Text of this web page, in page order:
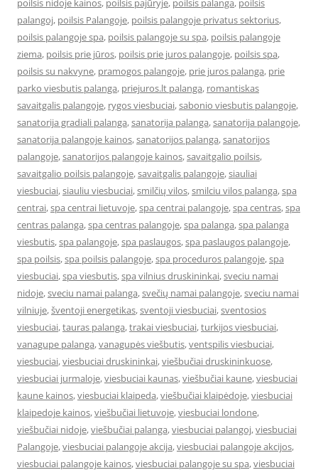
poilsis nidoje kainos, poilsis pajūryje, poilsis palanga, poilsis
palangoj, poilsis Palangoje, poilsis palangoje privatus sektorius,
poilsis palangoje spa, poilsis palangoje su spa, poilsis palangoje
ziema, poilsis prie jūros, poilsis prie juros palangoje, poilsis spa,
poilsis su nakvyne, pramogos palangoje, prie juros palanga, prie
parko viesbutis palanga, priejuros.lt palanga, romantiskas
savaitgalis palangoje, rygos viesbuciai,sabonio viesbutis palangoje,
sanatorija gradiali palanga,sanatorija palanga,sanatorija palangoje,
sanatorija palangoje kainos,sanatorijos palanga,sanatorijos
palangoje,sanatorijos palangoje kainos,savaitgalio poilsis,
savaitgalio poilsis palangoje,savaitgalis palangoje,siauliai
viesbuciai,siauliu viesbuciai,smilčių vilos,smilciu vilos palanga,spa
centrai,spa centrai lietuvoje,spa centrai palangoje,spa centras,spa
centras palanga,spa centras palangoje,spa palanga,spa palanga
viesbutis,spa palangoje,spa paslaugos,spa paslaugos palangoje,
spa poilsis,spa poilsis palangoje,spa proceduros palangoje,spa
viesbuciai,spa viesbutis,spa vilnius druskininkai,sveciu namai
nidoje,sveciu namai palanga,svečių namai palangoje,sveciu namai
vilniuje,šventoji energetikas,sventoji viesbuciai,sventosios
viesbuciai,tauras palanga,trakai viesbuciai,turkijos viesbuciai,
vanagupe palanga,vanagupės viešbutis,ventspilis viesbuciai,
viesbuciai,viesbuciai druskininkai,viešbučiai druskininkuose,
viesbuciai jurmaloje,viesbuciai kaunas,viešbučiai kaune,viesbuciai
kaune kainos,viesbuciai klaipeda,viešbučiai klaipėdoje,viesbuciai
klaipedoje kainos,viešbučiai lietuvoje,viesbuciai londone,
viešbučiai nidoje,viešbučiai palanga,viesbuciai palangoj,viesbuciai
Palangoje,viesbuciai palangoje akcija,viesbuciai palangoje akcijos,
viesbuciai palangoje kainos,viesbuciai palangoje su spa,viesbuciai